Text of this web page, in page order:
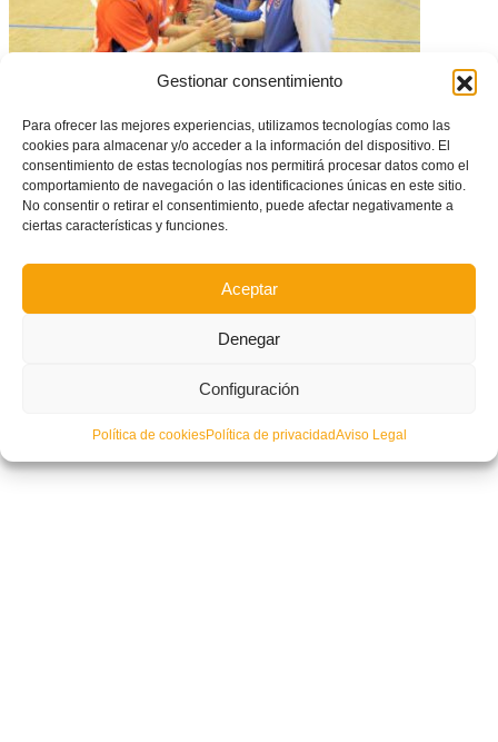
Gestionar consentimiento
Para ofrecer las mejores experiencias, utilizamos tecnologías como las
cookies para almacenar y/o acceder a la información del dispositivo. El
consentimiento de estas tecnologías nos permitirá procesar datos como el
comportamiento de navegación o las identificaciones únicas en este sitio.
No consentir o retirar el consentimiento, puede afectar negativamente a
ciertas características y funciones.
Aceptar
Denegar
Configuración
Política de cookiesPolítica de privacidadAviso Legal
| FUTSAL | Calendarios oficiales de la Copa Federación de la Lliga Base
#Valenta Infantil